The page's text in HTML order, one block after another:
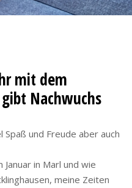
mit dem
Nachwuchs
Spaß und Freude aber auch
in Marl und wie
meine Zeiten